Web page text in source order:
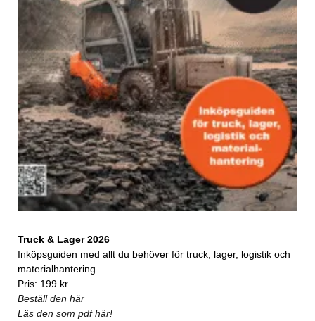
Truck & Lager 2026
Inköpsguiden med allt du behöver för truck, lager, logistik och
materialhantering.
Pris: 199 kr.
Beställ den här
Läs den som pdf här!